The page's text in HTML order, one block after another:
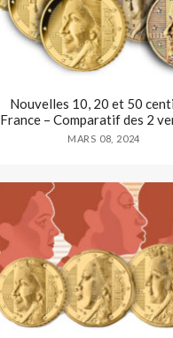
Nouvelles 10, 20 et 50
France – Comparatif des 2
MARS 08, 2024